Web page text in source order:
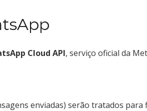
Cloud API, serviço oficial da
enviadas) serão tratados